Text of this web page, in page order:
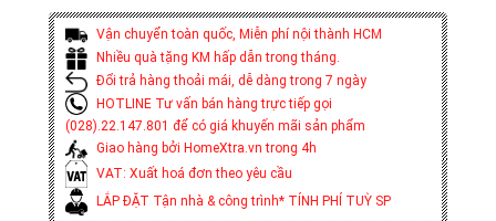
Vận chuyển toàn quốc, Miễn phí nội thành HCM
Nhiều quà tặng KM hấp dẫn trong tháng.
Đổi trả hàng thoải mái, dễ dàng trong 7 ngày
HOTLINE Tư vấn bán hàng trực tiếp gọi
(028).22.147.801 để có giá khuyến mãi sản phẩm
Giao hàng bởi HomeXtra.vn trong 4h
VAT: Xuất hoá đơn theo yêu cầu
LẮP ĐẶT Tận nhà & công trình* TÍNH PHÍ TUỲ SP